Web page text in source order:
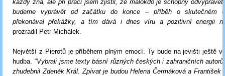
každý zná, ale při práci jsem zjistil, že málokdo je schopný
budeme vyprávět od začátku do konce – příběh o skutečném
překonával překážky, a tím dává i dnes víru a pozitivní energii
prozradil Petr Michálek.
Největší z Pierotů je příběhem plným emocí. Ty bude na jevišti ještě
hudba. "Vybrali jsme texty básní různých českých i zahraničních
zhudebnil Zdeněk Král. Zpívat je budou Helena Čermáková a František